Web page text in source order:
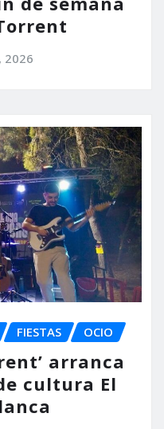
2026
FIESTAS OCIO
arranca
cultura El